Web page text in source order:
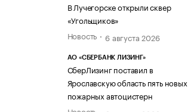
В Лучегорске открыли сквер
«Угольщиков»
Новость
6 августа 2026
АО «СБЕРБАНК ЛИЗИНГ»
СберЛизинг поставил в
Ярославскую область пять новых
пожарных автоцистерн